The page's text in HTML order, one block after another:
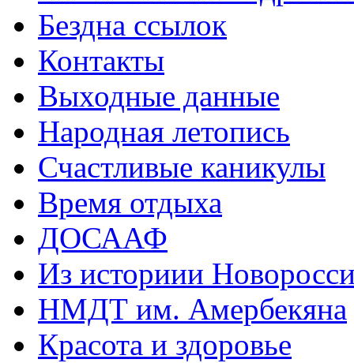
Бездна ссылок
Контакты
Выходные данные
Народная летопись
Счастливые каникулы
Время отдыха
ДОСААФ
Из историии
НМДТ им. Амербекяна
Красота и здоровье